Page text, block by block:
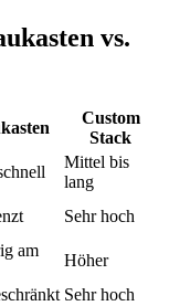
vs.
Custom
Stack
Mittel bis
lang
Sehr hoch
am
Höher
Sehr hoch